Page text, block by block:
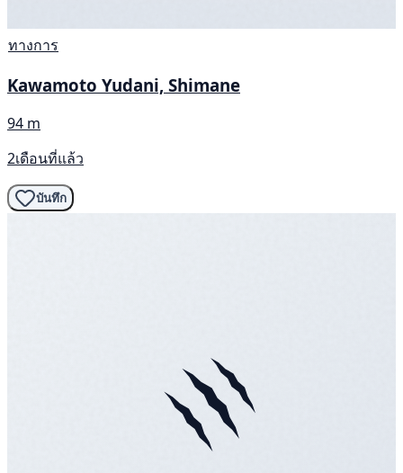
ทางการ
Kawamoto Yudani, Shimane
94 m
2เดือนที่แล้ว
บันทึก